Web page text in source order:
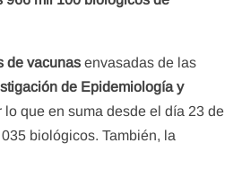
de vacunasenvasadas de las
de Epidemiología y
lo que en suma desde el día 23 de
biológicos. También, la